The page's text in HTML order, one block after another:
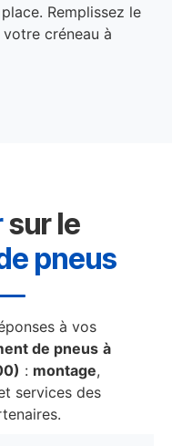
Remplissez le
créneau à
sur le
pneus
à vos
de pneus à
: montage,
services des